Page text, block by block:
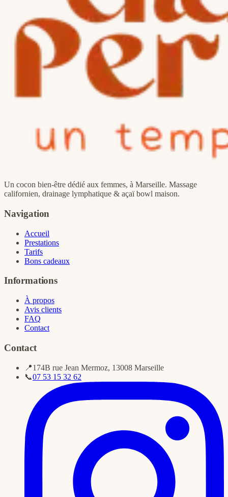
Un cocon bien-être dédié aux femmes, à Marseille. Massage
californien, drainage lymphatique & açaï bowl maison.
Navigation
Accueil
Prestations
Tarifs
Bons cadeaux
Informations
À propos
Avis clients
FAQ
Contact
Contact
📍174B rue Jean Mermoz, 13008 Marseille
📞07 53 15 32 62